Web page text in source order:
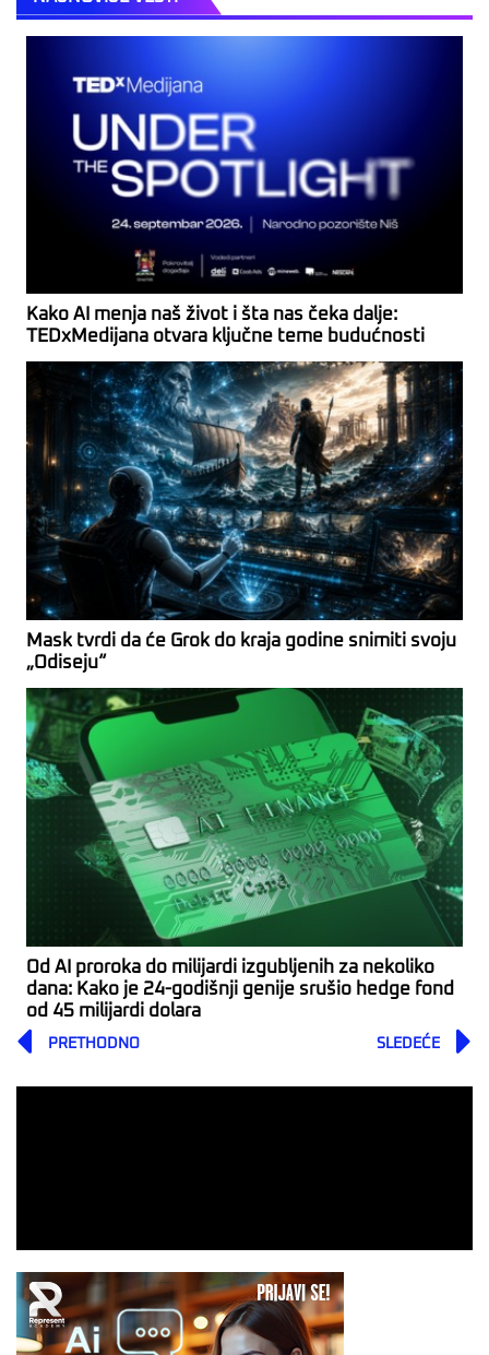
Kako AI menja naš život i šta nas čeka dalje:
TEDxMedijana otvara ključne teme budućnosti
Mask tvrdi da će Grok do kraja godine snimiti svoju
„Odiseju“
Od AI proroka do milijardi izgubljenih za nekoliko
dana: Kako je 24-godišnji genije srušio hedge fond
od 45 milijardi dolara
Prev
PRETHODNO SLEDEĆE